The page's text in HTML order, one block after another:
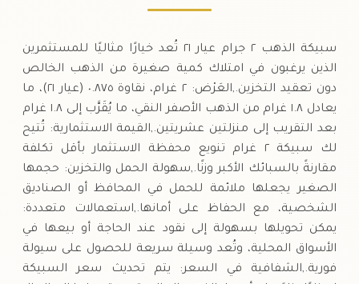
٨٢٧.٧٥ ريال
سبيكة الذهب ٢ جرام عيار ٢١ تُعد خيارًا مثاليًا للمستثمرين
الذين يرغبون في امتلاك كمية صغيرة من الذهب الخالص
دون تعقيد التخزين.,العَرْض: ٢ غرام، نقاوة ٠.٨٧٥ (عيار ٢١)، ما
يعادل ١.٨ غرام من الذهب الأصفر النقي، ما يُقَرَّب إلى ١.٨ غرام
بعد التقريب إلى منزلتين عشريتين.,القيمة الاستثمارية: تُتيح
لك سبيكة ٢ غرام تنويع محفظة الاستثمار بأقل تكلفة
مقارنةً بالسبائك الأكبر وزنًا.,سهولة الحمل والتخزين: حجمها
الصغير يجعلها ملائمة للحمل في المحافظ أو الصناديق
الشخصية، مع الحفاظ على أمانها.,استعمالات متعددة:
يمكن تحويلها بسهولة إلى نقود عند الحاجة أو بيعها في
الأسواق المحلية، وتُعد وسيلة سريعة للحصول على سيولة
فورية.,الشفافية في السعر: يتم تحديث سعر السبيكة